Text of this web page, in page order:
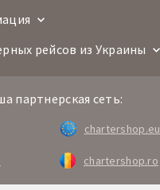
рейсов из Украины
партнерская сеть:
chartershop.eu
chartershop.ro